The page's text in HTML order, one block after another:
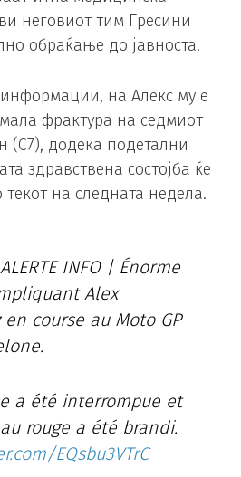
неговиот тим Гресини
обраќање до јавноста.
на Алекс му е
фрактура на седмиот
(C7), додека подетални
здравствена состојба ќе
на следната недела.
ALERTE INFO | Énorme
Alex
en course au Moto GP
a été interrompue et
rouge a été brandi.
EQsbu3VTrC